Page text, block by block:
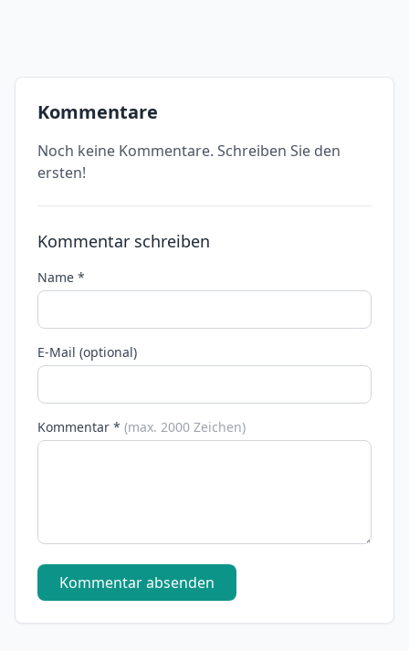
Kommentare
Noch keine Kommentare. Schreiben Sie den
ersten!
Kommentar schreiben
Name *
E-Mail (optional)
Kommentar * (max. 2000 Zeichen)
Kommentar absenden